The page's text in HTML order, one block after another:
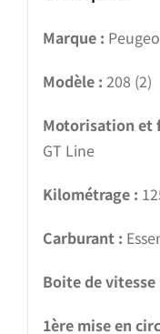
Marque :
Modèle : 208 (2)
Motorisation et
GT Line
Kilométrage :
Carburant :
Boite de vitesse
1ère mise en